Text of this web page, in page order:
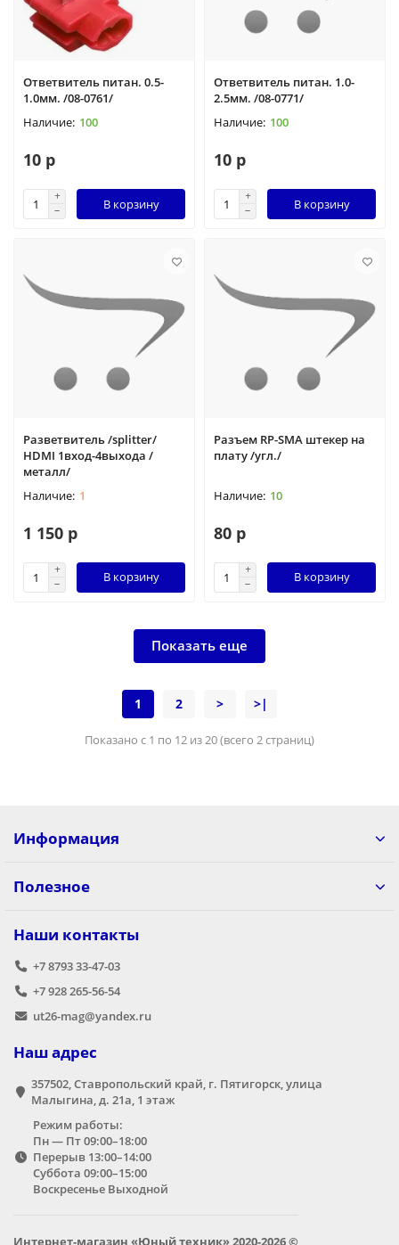
Ответвитель питан. 0.5-
1.0мм. /08-0761/
100
10 р
В корзину
Ответвитель питан. 1.0-
2.5мм. /08-0771/
100
10 р
В корзину
Разветвитель /splitter/
HDMI 1вход-4выхода /
металл/
1
1 150 р
В корзину
Разъем RP-SMA штекер на
плату /угл./
10
80 р
В корзину
Показать еще
1 2 > >|
Показано с 1 по 12 из 20 (всего 2 страниц)
Информация
Полезное
Наши контакты
+7 8793 33-47-03
+7 928 265-56-54
ut26-mag@yandex.ru
Наш адрес
357502, Ставропольский край, г. Пятигорск, улица
Малыгина, д. 21а,​ 1 этаж
Режим работы:
Пн — Пт 09:00–18:00
Перерыв 13:00–14:00
Суббота 09:00–15:00
Воскресенье Выходной
Интернет-магазин «Юный техник» 2020-2026 ©